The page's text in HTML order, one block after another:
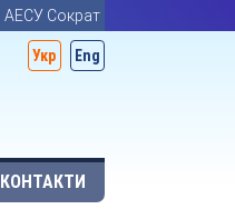
АЕСУ Сократ
Укр Eng
КОНТАКТИ